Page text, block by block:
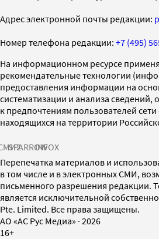
Адрес электронной почты редакции:
Номер телефона редакции: +7 (495)
На информационном ресурсе
рекомендательные технологии
предоставления информации на
систематизации и анализа сведений,
к предпочтениям пользователей сети
находящихся на территории
SPARROWINFOX
Перепечатка материалов и
в том числе и в электронных СМИ,
письменного разрешения редакции.
является исключительной
Pte. Limited. Все права защищены.
AO «АС Рус Медиа» · 2026
16+